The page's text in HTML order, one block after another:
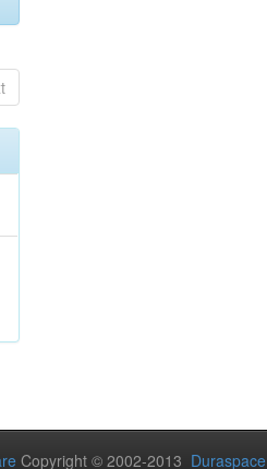
Copyright © 2002-2013 Duraspace